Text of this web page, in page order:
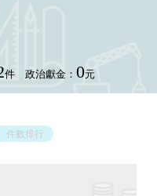
件 政治獻金： 0元
件數排行